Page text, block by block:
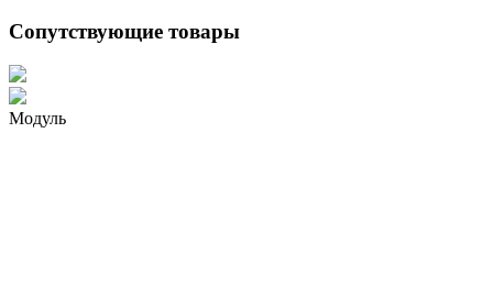
Сопутствующие товары
Модуль